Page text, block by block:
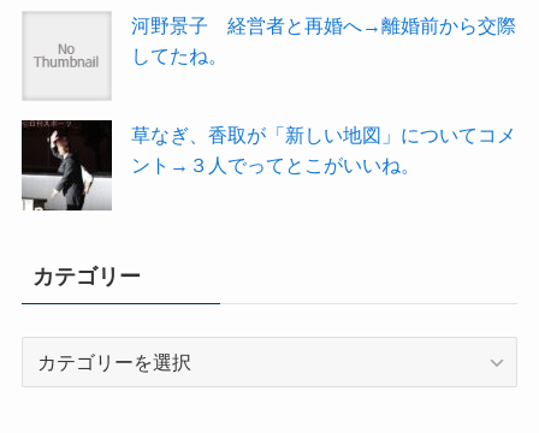
河野景子 経営者と再婚へ→離婚前から交際
してたね。
草なぎ、香取が「新しい地図」についてコメ
ント→３人でってとこがいいね。
カテゴリー